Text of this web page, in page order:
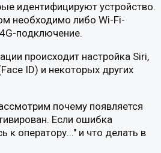
идентифицируют устройство.
необходимо либо Wi-Fi-
подключение.
происходит настройка Siri,
ID) и некоторых других
почему появляется
Если ошибка
к оператору..." и что делать в